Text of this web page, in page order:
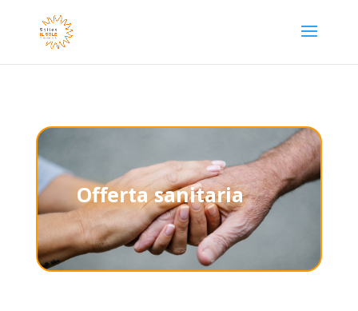
Offerta sanitaria